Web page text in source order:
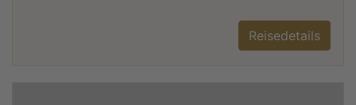
Reisedetails